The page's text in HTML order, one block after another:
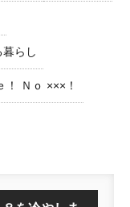
らし
！ Ｎｏ ×××！